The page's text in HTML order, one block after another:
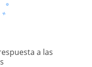
a las